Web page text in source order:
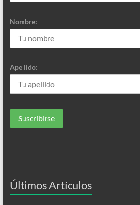
Nombre:
Apellido:
Últimos Artículos